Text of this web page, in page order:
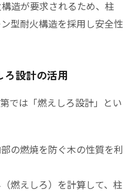
造が要求されるため、柱
型耐火構造を採用し安全性
ろ設計の活用
では「燃えしろ設計」とい
の燃焼を防ぐ木の性質を利
燃えしろ）を計算して、柱